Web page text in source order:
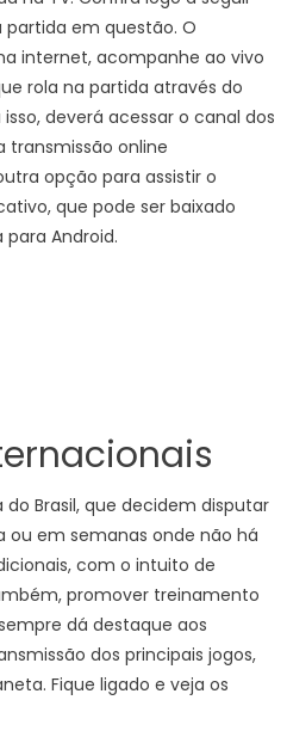
em questão. O
internet, acompanhe ao vivo
rola na partida através do
deverá acessar o canal dos
transmissão online
opção para assistir o
que pode ser baixado
Android.
Brasil, que decidem disputar
em semanas onde não há
com o intuito de
promover treinamento
dá destaque aos
dos principais jogos,
Fique ligado e veja os